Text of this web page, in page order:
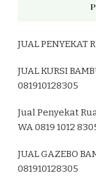
JUAL PENYEKAT
JUAL KURSI
081910128305
Jual Penyekat
WA 0819 1012
JUAL GAZEBO
081910128305